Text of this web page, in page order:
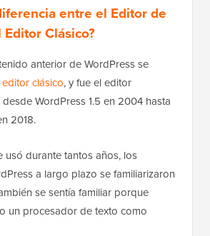
entre el Editor de
Clásico?
anterior de WordPress se
editor clásico, y fue el editor
WordPress 1.5 en 2004 hasta
2018.
usó durante tantos años, los
a largo plazo se familiarizaron
se sentía familiar porque
un procesador de texto como